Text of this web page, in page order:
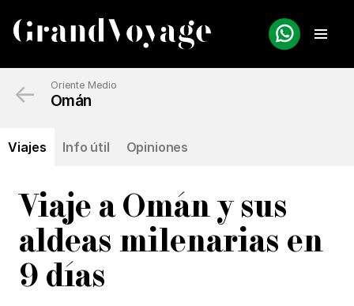
Oriente Medio
Omán
Viajes Info útil Opiniones
←
Viaje a Omán y sus
aldeas milenarias en
9 días